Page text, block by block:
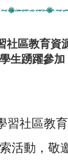
區教育
生踴躍參加
社區教
活動，敬